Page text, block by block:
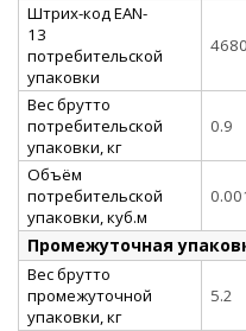
Штрих-код EAN-
13
потребительской
упаковки
Вес брутто
потребительской
упаковки, кг
0.9
Объём
потребительской
упаковки, куб.м
Промежуточная
Вес брутто
промежуточной
упаковки, кг
5.2